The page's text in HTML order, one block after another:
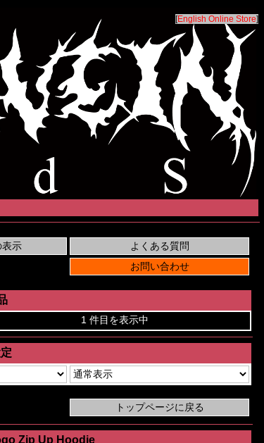
[English Online Store]
1 件目を表示中
Zip Up Hoodie